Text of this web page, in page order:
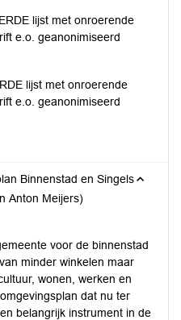
lijst met onroerende
e.o. geanonimiseerd
lijst met onroerende
e.o. geanonimiseerd
Binnenstad en Singels
Anton Meijers)
voor de binnenstad
minder winkelen maar
wonen, werken en
dat nu ter
belangrijk instrument in de